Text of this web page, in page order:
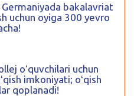
bakalavriat
uchun oyiga 300 yevro
oʻquvchilari uchun
imkoniyati; oʻqish
qoplanadi!